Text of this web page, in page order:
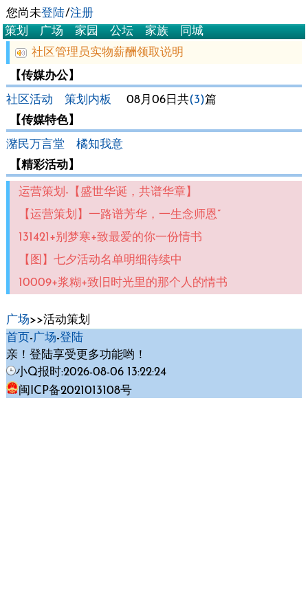
您尚未登陆/注册
策划 广场 家园 公坛 家族
同城
社区管理员实物薪酬领取说明
【传媒办公】
社区活动 策划内板 08月06日共(3)篇
【传媒特色】
潴民万言堂
橘知我意
【精彩活动】
运营策划-【盛世华诞，共谱华章】
【运营策划】一路谱芳华，一生念师恩”
131421+别梦寒+致最爱的你一份情书
【图】七夕活动名单明细待续中
10009+浆糊+致旧时光里的那个人的情书
广场>>活动策划
首页 -广场-登陆
亲！登陆享受更多功能哟！
小Q报时:2026-08-06 13:22:24
闽ICP备2021013108号